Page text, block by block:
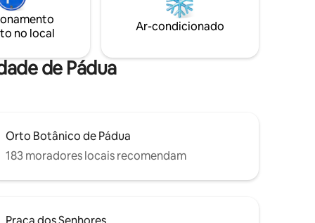
alemão,
a você
Explore: a facilidade de caminhar pelo
centro e o estacionamento pago no local
tornam a visita a Veneza ou Verona
no local
Ar-condicionado
de Pádua
Orto Botânico de Pádua
183 moradores locais recomendam